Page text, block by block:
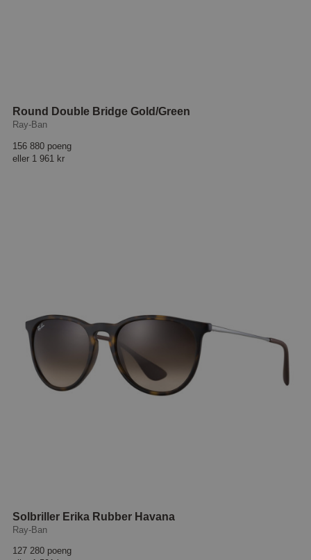
Round Double Bridge Gold/Green
Ray-Ban
156 880 poeng
eller 1 961 kr
Solbriller Erika Rubber Havana
Ray-Ban
127 280 poeng